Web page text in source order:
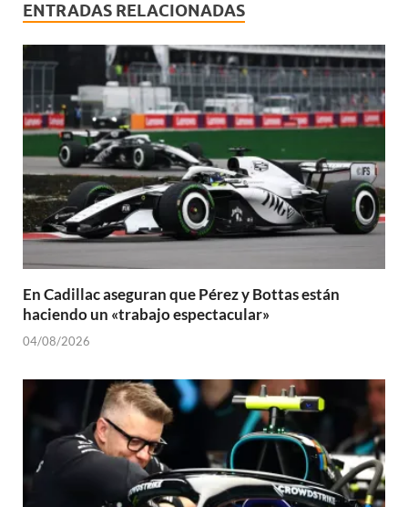
ENTRADAS RELACIONADAS
En Cadillac aseguran que Pérez y Bottas están
haciendo un «trabajo espectacular»
04/08/2026